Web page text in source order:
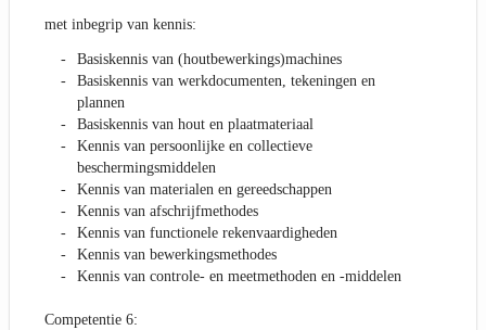
met inbegrip van kennis:
Basiskennis van (houtbewerkings)machines
Basiskennis van werkdocumenten, tekeningen en
plannen
Basiskennis van hout en plaatmateriaal
Kennis van persoonlijke en collectieve
beschermingsmiddelen
Kennis van materialen en gereedschappen
Kennis van afschrijfmethodes
Kennis van functionele rekenvaardigheden
Kennis van bewerkingsmethodes
Kennis van controle- en meetmethoden en -middelen
Competentie 6: